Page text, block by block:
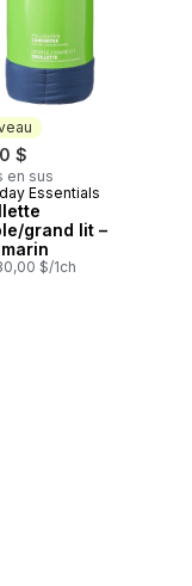
$
en sus
Essentials
grand lit –
$/1ch
taies d’oreiller 2